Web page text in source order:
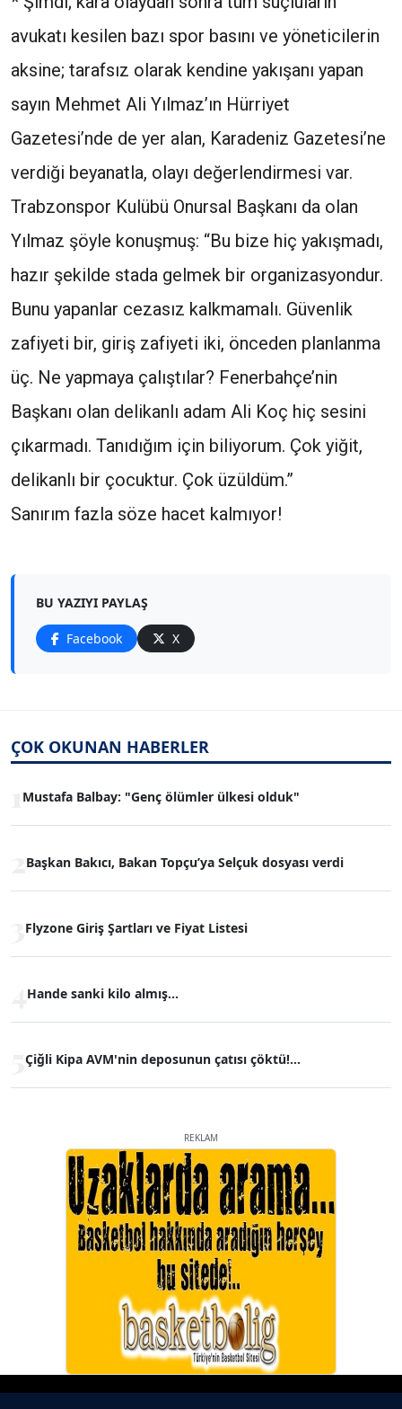
avukatı kesilen bazı spor basını ve yöneticilerin
aksine; tarafsız olarak kendine yakışanı yapan
sayın Mehmet Ali Yılmaz’ın Hürriyet
Gazetesi’nde de yer alan, Karadeniz Gazetesi’ne
verdiği beyanatla, olayı değerlendirmesi var.
Trabzonspor Kulübü Onursal Başkanı da olan
Yılmaz şöyle konuşmuş: “Bu bize hiç yakışmadı,
hazır şekilde stada gelmek bir organizasyondur.
Bunu yapanlar cezasız kalkmamalı. Güvenlik
zafiyeti bir, giriş zafiyeti iki, önceden planlanma
üç. Ne yapmaya çalıştılar? Fenerbahçe’nin
Başkanı olan delikanlı adam Ali Koç hiç sesini
çıkarmadı. Tanıdığım için biliyorum. Çok yiğit,
delikanlı bir çocuktur. Çok üzüldüm.”
Sanırım fazla söze hacet kalmıyor!
BU YAZIYI PAYLAŞ
Facebook X
ÇOK OKUNAN HABERLER
Mustafa Balbay: "Genç ölümler ülkesi olduk"
Başkan Bakıcı, Bakan Topçu’ya Selçuk dosyası verdi
Flyzone Giriş Şartları ve Fiyat Listesi
Hande sanki kilo almış...
Çiğli Kipa AVM'nin deposunun çatısı çöktü!...
REKLAM